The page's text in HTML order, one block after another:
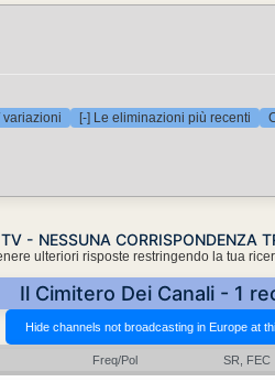
variazioni [-] Le eliminazioni più recenti
TV - NESSUNA CORRISPONDENZA
ulteriori risposte restringendo la tua
Il Cimitero Dei Canali - 1
Freq/Pol SR, FEC